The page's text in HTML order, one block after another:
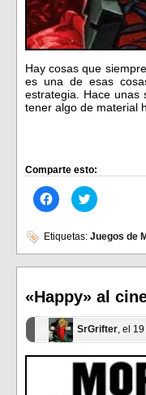
Hay cosas que
es una de esas
estrategia. Hace
tener algo de material
Comparte esto:
Haz
clic
en
Facebook
(Se
abre
ventana
nueva)
Haz
clic
en
Twitter
(Se
abre
ventana
nueva)
Etiquetas: Juegos de
«Happy» al
SrGrifter, el